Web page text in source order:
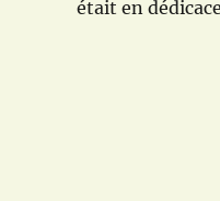
était en